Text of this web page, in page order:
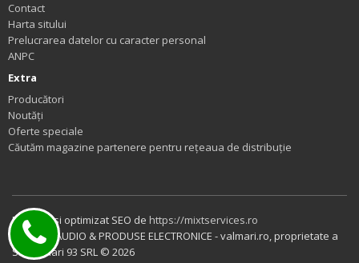
Contact
Harta sitului
Prelucrarea datelor cu caracter personal
ANPC
Extra
Producători
Noutăți
Oferte speciale
Căutăm magazine partenere pentru rețeaua de distribuție
Realizat si optimizat SEO de https://mixtservices.ro
SISTEME AUDIO & PRODUSE ELECTRONICE - valmari.ro, proprietate a
SC Valmari 93 SRL © 2026